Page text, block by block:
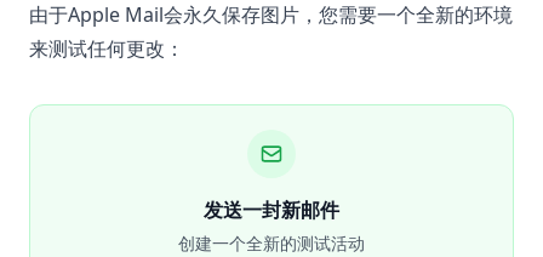
由于Apple Mail会永久保存图片，您需要一个全新的环境
来测试任何更改：
发送一封新邮件
创建一个全新的测试活动